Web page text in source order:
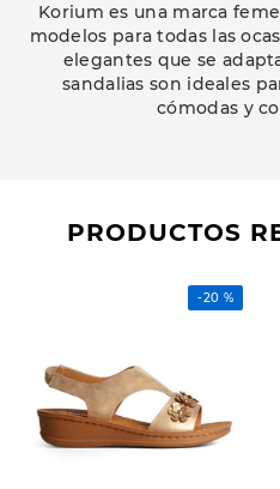
Korium es una marca
modelos para todas las
elegantes que se
sandalias son ideales
cómodas y
PRODUCTOS
-20 %